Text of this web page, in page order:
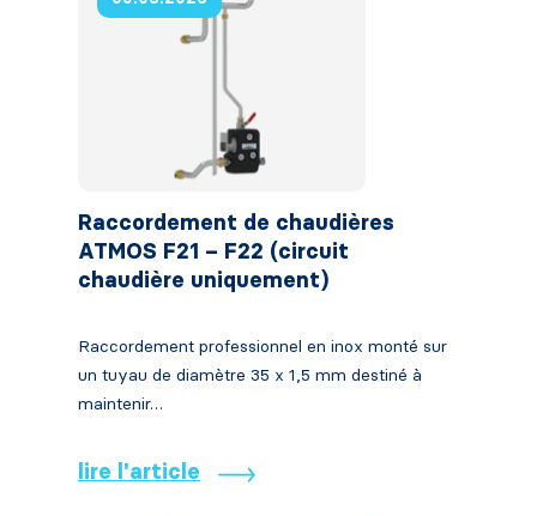
Raccordement de chaudières
ATMOS F21 – F22 (circuit
chaudière uniquement)
Raccordement professionnel en inox monté sur
un tuyau de diamètre 35 x 1,5 mm destiné à
maintenir…
lire l'article